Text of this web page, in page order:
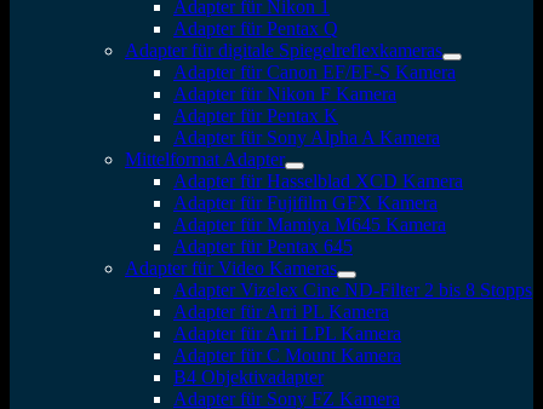
Adapter für Nikon 1
Adapter für Pentax Q
Adapter für digitale Spiegelreflexkameras
Adapter für Canon EF/EF-S Kamera
Adapter für Nikon F Kamera
Adapter für Pentax K
Adapter für Sony Alpha A Kamera
Mittelformat Adapter
Adapter für Hasselblad XCD Kamera
Adapter für Fujifilm GFX Kamera
Adapter für Mamiya M645 Kamera
Adapter für Pentax 645
Adapter für Video Kameras
Adapter Vizelex Cine ND-Filter 2 bis 8 Stopps
Adapter für Arri PL Kamera
Adapter für Arri LPL Kamera
Adapter für C Mount Kamera
B4 Objektivadapter
Adapter für Sony FZ Kamera